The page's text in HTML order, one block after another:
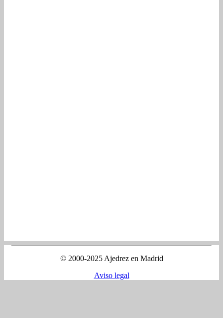
© 2000-2025 Ajedrez en Madrid
Aviso legal